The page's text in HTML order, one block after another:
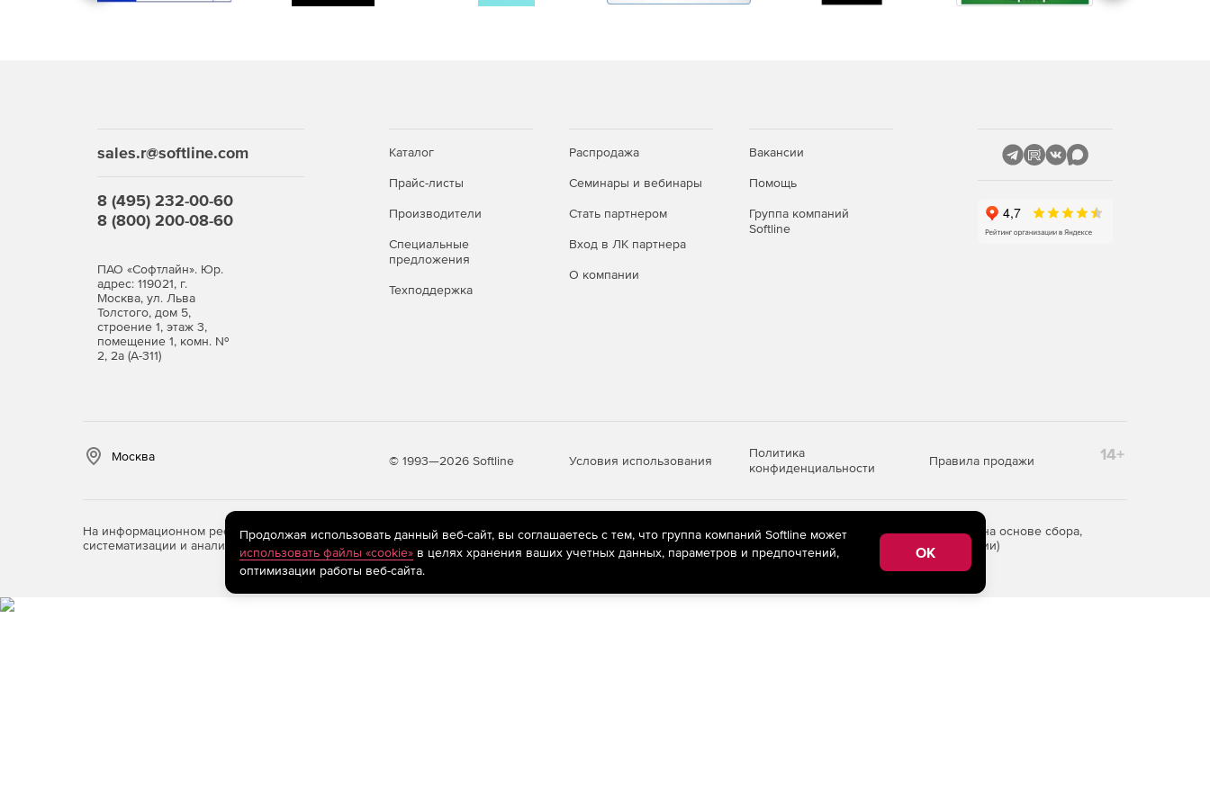
Программирование станков электроэрозионной резки.
2 - 4-х координатные стратегии для
портального типа, они же роутеры.
Интеграция SprutCAM с CAD, CAPP и PLM системами.Импорт/экспорт данных, интеграция SprutCAM
в ит-инфраструктуру предприятия.
sales.r@softline.com
8 (495) 232-00-60
8 (800) 200-08-60
ПАО «Софтлайн». Юр.
адрес: 119021, г.
Москва, ул. Льва
Толстого, дом 5,
строение 1, этаж 3,
помещение 1, комн. №
2, 2а (А-311)
Каталог
Прайс-листы
Производители
Специальные
предложения
Техподдержка
Распродажа
Семинары и вебинары
Стать партнером
Вход в ЛК партнера
О компании
Вакансии
Помощь
Группа компаний
Softline
Москва © 1993—2026 Softline Условия использования
Политика
конфиденциальности
Правила продажи 14+
На информационном ресурсе store.softline.ru применяютсярекомендательные технологии(информационные технологии предоставления информации на основе сбора,
систематизации и анализа сведений, относящихся к предпочтениям пользователей сети «Интернет», находящихся на территории Российской Федерации)
Продолжая использовать данный веб-сайт, вы соглашаетесь с тем, что группа компаний Softline может
использовать файлы «cookie»в целях хранения ваших учетных данных, параметров и предпочтений,
оптимизации работы веб-сайта.
OK